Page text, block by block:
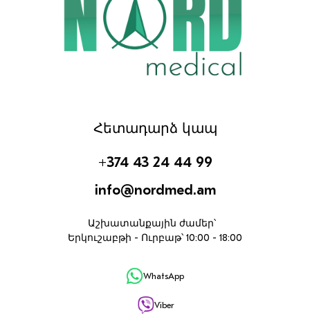
Հետադարձ կապ
+374 43 24 44 99
info@nordmed.am
Աշխատանքային ժամեր՝
Երկուշաբթի - Ուրբաթ՝ 10:00 - 18:00
WhatsApp
Viber